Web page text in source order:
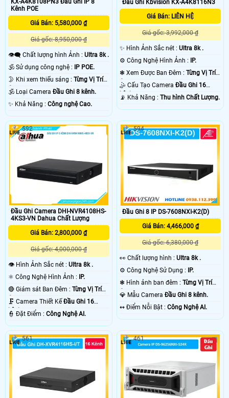
Kênh POE
Giá Bán: 5,580,000 ₫
Giá gốc: 8,950,000 ₫
👁️‍🗨 Chất lượng hình Ảnh : Ultra 8k .
🕉️ Sử dụng công nghệ : IP POE.
🌛 Khi xem thiếu sáng : Từng Vị Trí
Camera .
🕉️ Loại Camera Đầu Ghi 8 kênh.
️✨ Khả Năng : Công nghệ Cao.
Đầu Ghi Kbvision KX-A4K8116N3
Giá Bán: LIÊN HỆ
Giá gốc: 3,992,000 ₫
✨ Hình Ảnh Sắc nét :Ultra 8k .
⚙ Công Nghệ Hình Ảnh : IP.
❃ Xem Được Ban Đêm :Từng Vị Trí
Camera .
🤹 Cấu Tạo CameraĐầu Ghi 16
kênh.
️📡 Khả Năng :Thu hình Chất Lượng.
Đầu Ghi Camera DHI-NVR4108HS-
4KS3-VN Dahua Chất Lượng
Giá Bán: 2,800,000 ₫
Giá gốc: 4,000,000 ₫
👁 Hình Ảnh Sắc nét : Ultra 8k .
⚛️ Công Nghệ Hình Ảnh : IP.
🔴 Giám sát Ban Đêm : Từng Vị Trí
Camera .
🗜️ Camera Thiết KếĐầu Ghi 16
kênh.
️👮 Đặt Điểm : Công Nghệ AI.
592
Đầu Ghi 8 IP DS-7608NXI-K2(D)
Giá Bán: 4,466,000 ₫
Giá gốc: 6,380,000 ₫
️👀 Chất lượng hình :Ultra 8k .
⚙ Công Nghệ Sử Dụng :
IP.
❃ Hình ảnh ban đêm :Từng Vị Trí
Camera .
💎 Mẫu CameraĐầu Ghi 8 kênh.
️↭ Điểm Nỗi Bật :Công Nghệ AI.
594
561 461